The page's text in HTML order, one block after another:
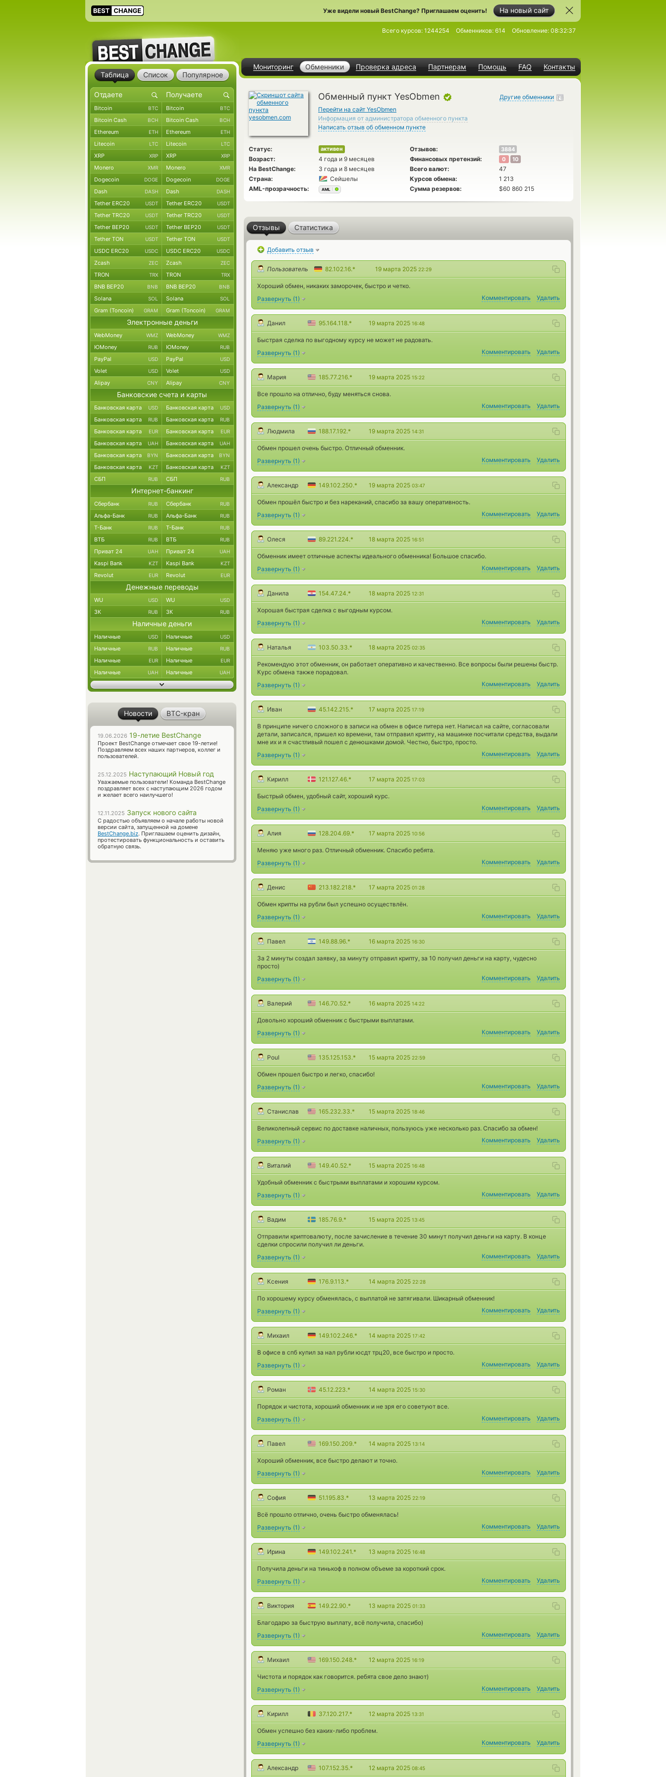
На новый сайт
Уже видели новый BestChange? Приглашаем оценить!
Мониторинг Обменники Проверка адреса Партнерам Помощь FAQ Контакты
Всего курсов: 1244254 Обменников: 614 Обновление: 08:32:37
Обменный пункт YesObmen
Перейти на сайт YesObmen
Информация от администратора обменного пункта
Написать отзыв об обменном пункте
Другие обменники
Статус: активен Отзывов: 3884
Возраст: 4 года и 9 месяцев Финансовых претензий: 0 10
На BestChange: 3 года и 8 месяцев Всего валют:
47
Страна:
Сейшелы Курсов обмена:
1 213
AML-прозрачность:
AML Сумма резервов: $60 860 215
Отзывы Статистика
Добавить отзыв
Пользователь 82.102.16.* 19 марта 2025 22:29
Хороший обмен, никаких заморочек, быстро и четко.
Развернуть (1) Комментировать Удалить
Данил 95.164.118.* 19 марта 2025 16:48
Быстрая сделка по выгодному курсу не может не радовать.
Развернуть (1) Комментировать Удалить
Мария 185.77.216.* 19 марта 2025 15:22
Все прошло на отлично, буду меняться снова.
Развернуть (1) Комментировать Удалить
Людмила 188.17.192.* 19 марта 2025 14:31
Обмен прошел очень быстро. Отличный обменник.
Развернуть (1) Комментировать Удалить
Александр 149.102.250.* 19 марта 2025 03:47
Обмен прошёл быстро и без нареканий, спасибо за вашу оперативность.
Развернуть (1) Комментировать Удалить
Олеся 89.221.224.* 18 марта 2025 16:51
Обменник имеет отличные аспекты идеального обменника! Большое спасибо.
Развернуть (1) Комментировать Удалить
Данила 154.47.24.* 18 марта 2025 12:31
Хорошая быстрая сделка с выгодным курсом.
Развернуть (1) Комментировать Удалить
Наталья 103.50.33.* 18 марта 2025 02:35
Рекомендую этот обменник, он работает оперативно и качественно. Все вопросы были решены быстр.
Курс обмена также порадовал.
Развернуть (1) Комментировать Удалить
Иван 45.142.215.* 17 марта 2025 17:19
В принципе ничего сложного в записи на обмен в офисе питера нет. Написал на сайте, согласовали
детали, записался, пришел ко времени, там отправил крипту, на машинке посчитали средства, выдали
мне их и я счастливый пошел с денюшками домой. Честно, быстро, просто.
Развернуть (1) Комментировать Удалить
Кирилл 121.127.46.* 17 марта 2025 17:03
Быстрый обмен, удобный сайт, хороший курс.
Развернуть (1) Комментировать Удалить
Алия 128.204.69.* 17 марта 2025 10:56
Меняю уже много раз. Отличный обменник. Спасибо ребята.
Развернуть (1) Комментировать Удалить
Денис 213.182.218.* 17 марта 2025 01:28
Обмен крипты на рубли был успешно осуществлён.
Развернуть (1) Комментировать Удалить
Павел 149.88.96.* 16 марта 2025 16:30
За 2 минуты создал заявку, за минуту отправил крипту, за 10 получил деньги на карту, чудесно
просто)
Развернуть (1) Комментировать Удалить
Валерий 146.70.52.* 16 марта 2025 14:22
Довольно хороший обменник с быстрыми выплатами.
Развернуть (1) Комментировать Удалить
Poul 135.125.153.* 15 марта 2025 22:59
Обмен прошел быстро и легко, спасибо!
Развернуть (1) Комментировать Удалить
Станислав 165.232.33.* 15 марта 2025 18:46
Великолепный сервис по доставке наличных, пользуюсь уже несколько раз. Спасибо за обмен!
Развернуть (1) Комментировать Удалить
Виталий 149.40.52.* 15 марта 2025 16:48
Удобный обменник с быстрыми выплатами и хорошим курсом.
Развернуть (1) Комментировать Удалить
Вадим 185.76.9.* 15 марта 2025 13:45
Отправили криптовалюту, после зачисление в течение 30 минут получил деньги на карту. В конце
сделки спросили получил ли деньги.
Развернуть (1) Комментировать Удалить
Ксения 176.9.113.* 14 марта 2025 22:28
По хорошему курсу обменялась, с выплатой не затягивали. Шикарный обменник!
Развернуть (1) Комментировать Удалить
Михаил 149.102.246.* 14 марта 2025 17:42
В офисе в спб купил за нал рубли юсдт трц20, все быстро и просто.
Развернуть (1) Комментировать Удалить
Роман 45.12.223.* 14 марта 2025 15:30
Порядок и чистота, хороший обменник и не зря его советуют все.
Развернуть (1) Комментировать Удалить
Павел 169.150.209.* 14 марта 2025 13:14
Хороший обменник, все быстро делают и точно.
Развернуть (1) Комментировать Удалить
София 51.195.83.* 13 марта 2025 22:19
Всё прошло отлично, очень быстро обменялась!
Развернуть (1) Комментировать Удалить
Ирина 149.102.241.* 13 марта 2025 16:48
Получила деньги на тинькоф в полном объеме за короткий срок.
Развернуть (1) Комментировать Удалить
Виктория 149.22.90.* 13 марта 2025 01:33
Благодарю за быструю выплату, всё получила, спасибо)
Развернуть (1) Комментировать Удалить
Михаил 169.150.248.* 12 марта 2025 16:19
Чистота и порядок как говорится. ребята свое дело знают)
Развернуть (1) Комментировать Удалить
Кирилл 37.120.217.* 12 марта 2025 13:31
Обмен успешно без каких-либо проблем.
Развернуть (1) Комментировать Удалить
Александр 107.152.35.* 12 марта 2025 08:45
Таблица Список Популярное
Bitcoin BTC Bitcoin BTC
Bitcoin Cash BCH Bitcoin Cash BCH
Ethereum ETH Ethereum ETH
Litecoin LTC Litecoin LTC
XRP XRP XRP XRP
Monero XMR Monero XMR
Dogecoin DOGE Dogecoin DOGE
Dash DASH Dash DASH
Tether ERC20 USDT Tether ERC20 USDT
Tether TRC20 USDT Tether TRC20 USDT
Tether BEP20 USDT Tether BEP20 USDT
Tether TON USDT Tether TON USDT
USDC ERC20 USDC USDC ERC20 USDC
Zcash ZEC Zcash ZEC
TRON TRX TRON TRX
BNB BEP20 BNB BNB BEP20 BNB
Solana SOL Solana SOL
Gram (Toncoin) GRAM Gram (Toncoin) GRAM
Электронные деньги
WebMoney WMZ WebMoney WMZ
ЮMoney RUB ЮMoney RUB
PayPal USD PayPal USD
Volet USD Volet USD
Alipay CNY Alipay CNY
Банковские счета и карты
Банковская карта USD Банковская карта USD
Банковская карта RUB Банковская карта RUB
Банковская карта EUR Банковская карта EUR
Банковская карта UAH Банковская карта UAH
Банковская карта BYN Банковская карта BYN
Банковская карта KZT Банковская карта KZT
СБП RUB СБП RUB
Интернет-банкинг
Сбербанк RUB Сбербанк RUB
Альфа-Банк RUB Альфа-Банк RUB
Т-Банк RUB Т-Банк RUB
ВТБ RUB ВТБ RUB
Приват 24 UAH Приват 24 UAH
Kaspi Bank KZT Kaspi Bank KZT
Revolut EUR Revolut EUR
Денежные переводы
WU USD WU USD
ЗК RUB ЗК RUB
Наличные деньги
Наличные USD Наличные USD
Наличные RUB Наличные RUB
Наличные EUR Наличные EUR
Наличные UAH Наличные UAH
Новости BTC-кран
19.06.2026 19-летие BestChange
Проект BestChange отмечает свое 19-летие!
Поздравляем всех наших партнеров, коллег и
пользователей.
25.12.2025 Наступающий Новый год
Уважаемые пользователи! Команда BestChange
поздравляет всех с наступающим 2026 годом
и желает всего наилучшего!
12.11.2025 Запуск нового сайта
С радостью объявляем о начале работы новой
версии сайта, запущенной на домене
BestChange.biz. Приглашаем оценить дизайн,
протестировать функциональность и оставить
обратную связь.